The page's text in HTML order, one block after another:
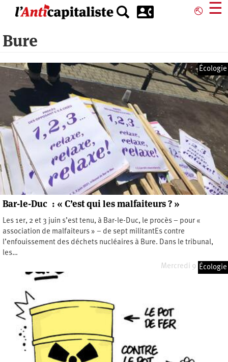
principal
⎋ ☰
Bure
Écologie
Bar-le-Duc : « C’est qui les malfaiteurs ? »
Les 1er, 2 et 3 juin s’est tenu, à Bar-le-Duc, le procès – pour «
association de malfaiteurs » – de sept militantEs contre
l’enfouissement des déchets nucléaires à Bure. Dans le tribunal,
les…
Mercredi 9 juin 2021
Écologie